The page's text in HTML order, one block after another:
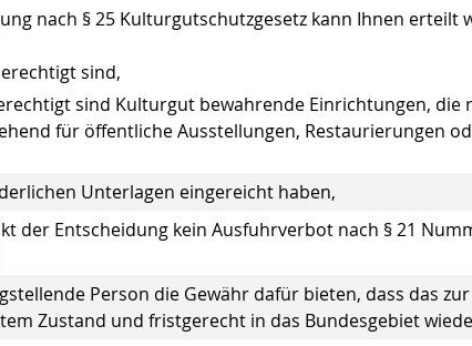
nach § 25 Kulturgutschutzgesetz kann Ihnen erteilt
sind,
sind Kulturgut bewahrende Einrichtungen, die
für öffentliche Ausstellungen, Restaurierungen
Unterlagen eingereicht haben,
der Entscheidung kein Ausfuhrverbot nach § 21
Person die Gewähr dafür bieten, dass das
Zustand und fristgerecht in das Bundesgebiet